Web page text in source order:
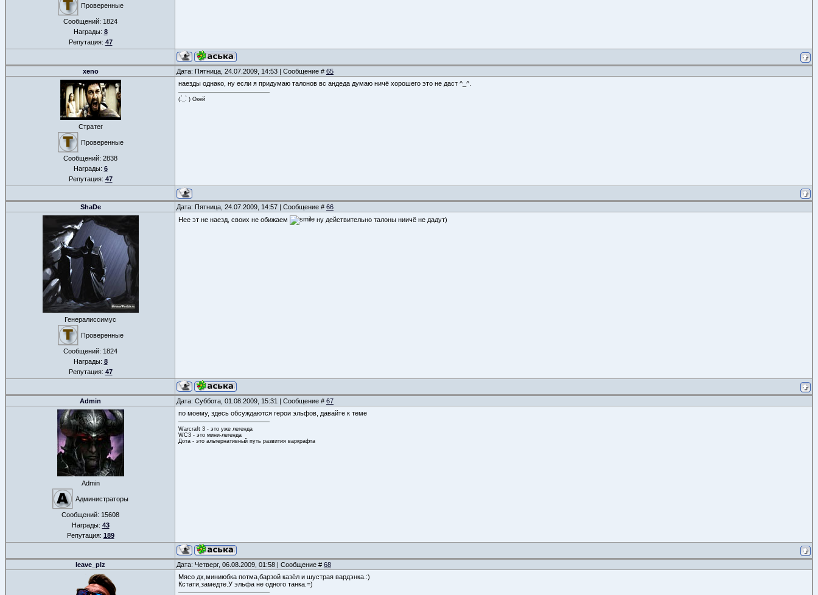
Проверенные
Сообщений: 1824
Награды: 8
Репутация: 47
xeno Дата: Пятница, 24.07.2009, 14:53 | Сообщение # 65
Стратег
Проверенные
Сообщений: 2838
Награды: 6
Репутация: 47
наезды однако, ну если я придумаю талонов вс андеда думаю ничё хорошего это не даст ^_^.
(.́_.̀ ) Окей
ShaDe Дата: Пятница, 24.07.2009, 14:57 | Сообщение # 66
Генералиссимус
Проверенные
Сообщений: 1824
Награды: 8
Репутация: 47
Нее эт не наезд, своих не обижаем ну действительно талоны ниичё не дадут)
Admin Дата: Суббота, 01.08.2009, 15:31 | Сообщение # 67
Admin
Администраторы
Сообщений: 15608
Награды: 43
Репутация: 189
по моему, здесь обсуждаются герои эльфов, давайте к теме
Warcraft 3 - это уже легенда
WC3 - это мини-легенда
Дота - это альтернативный путь развития варкрафта
leave_plz Дата: Четверг, 06.08.2009, 01:58 | Сообщение # 68
Мясо дх,миниюбка потма,барзой казёл и шустрая вардэнка.:)
Кстати,замедте.У эльфа не одного танка.=)